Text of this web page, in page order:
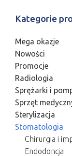
Kategorie
Mega okazje
Nowości
Promocje
Radiologia
Sprężarki i
Sprzęt
Sterylizacja
Stomatologia
Chirurgia i
Endodoncja